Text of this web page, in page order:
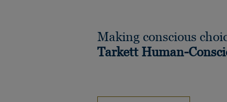
Making conscious
Tarkett Human-